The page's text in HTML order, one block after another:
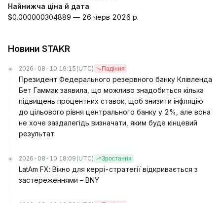
Найнижча ціна й дата
$0.000000304889 — 26 черв 2026 р.
Новини STAKR
2026-08-10 19:15 (UTC) Падіння
Президент Федерального резервного банку Клівленда
Бет Гаммак заявила, що можливо знадобиться кілька
підвищень процентних ставок, щоб знизити інфляцію
до цільового рівня центрального банку у 2%, але вона
не хоче заздалегідь визначати, яким буде кінцевий
результат.
2026-08-10 18:09 (UTC) Зростання
LatAm FX: Вікно для керрі-стратегії відкривається з
застереженнями – BNY